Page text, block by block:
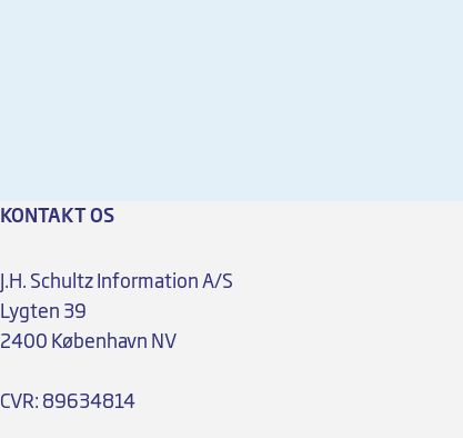
KONTAKT OS
J.H. Schultz Information A/S
Lygten 39
2400 København NV
CVR: 89634814